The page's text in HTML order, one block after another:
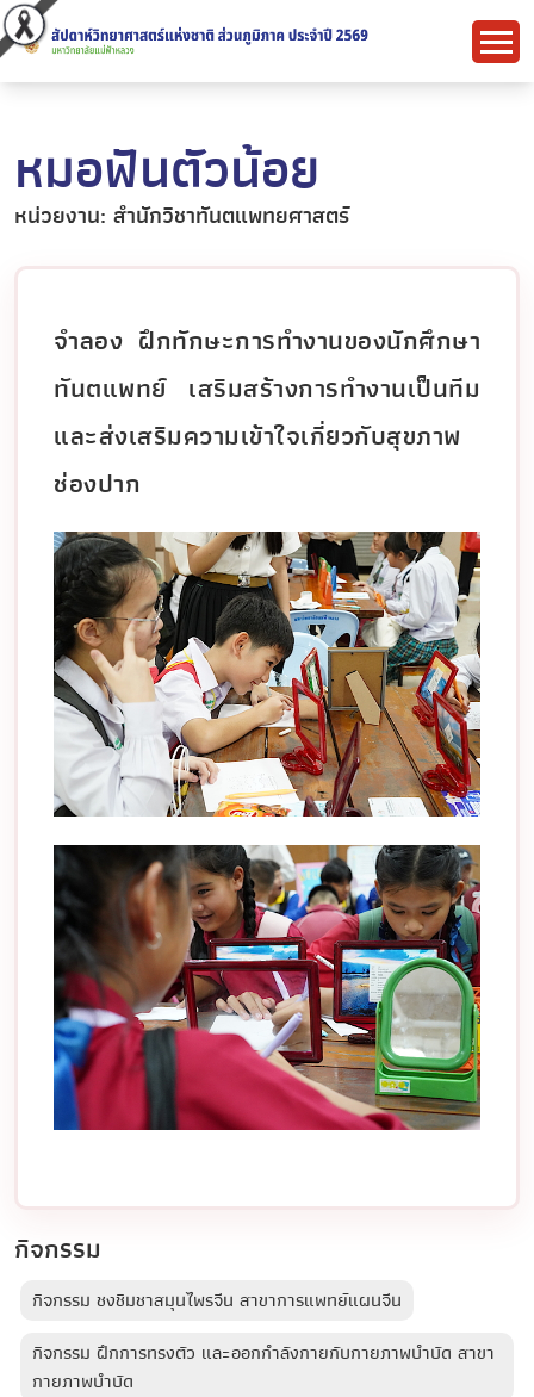
หมอฟันตัวน้อย
หน่วยงาน: สำนักวิชาทันตแพทยศาสตร์
จำลอง ฝึกทักษะการทำงานของนักศึกษา
ทันตแพทย์ เสริมสร้างการทำงานเป็นทีม
และส่งเสริมความเข้าใจเกี่ยวกับสุขภาพ
ช่องปาก
กิจกรรม
กิจกรรม ชงชิมชาสมุนไพรจีน สาขาการแพทย์แผนจีน
กิจกรรม ฝึกการทรงตัว และออกกำลังกายกับกายภาพบำบัด สาขา
กายภาพบำบัด